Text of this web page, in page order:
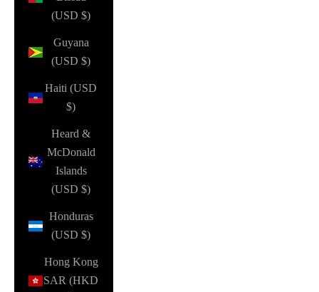
(USD $)
Guyana
(USD $)
Haiti (USD
$)
Heard &
McDonald
Islands
(USD $)
Honduras
(USD $)
Hong Kong
SAR (HKD